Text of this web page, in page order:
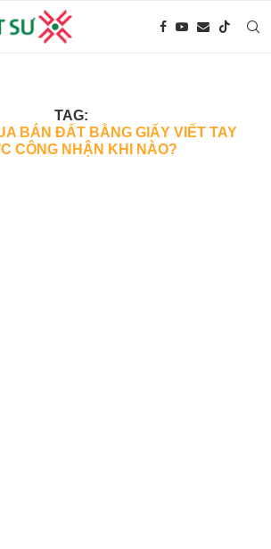
TAG:
BÁN ĐẤT BẰNG GIẤY VIẾT TAY
CÔNG NHẬN KHI NÀO?